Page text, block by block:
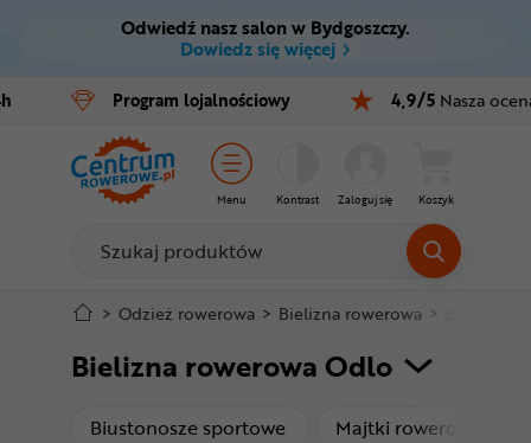
Ctrl M
Menu główne
Filtry
Produkty
Stopka
Mapa strony
Odwiedź nasz salon w Bydgoszczy.
Dowiedz się więcej
Program lojalnościowy 4,9/5 Nasza
Menu Kontrast Zaloguj się Koszyk
Rowery
E-bike
Części
Akcesoria
Odzież
Kaski
Buty
> Odzież rowerowa > Bielizna rowerowa >
Bielizna rowerowa Odlo
Biustonosze sportowe produktyMajtki rowerowe